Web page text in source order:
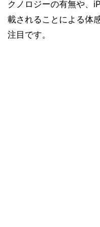
クノロジーの有無や、
載されることによる体
注目です。